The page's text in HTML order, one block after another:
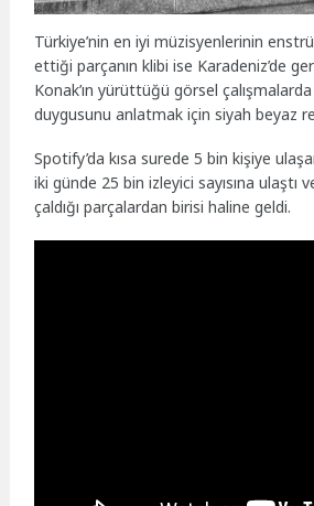
Türkiye’nin en iyi müzisyenlerinin
ettiği parçanın klibi ise Karadeniz’de
Konak’ın yürüttüğü görsel çalışmalarda
duygusunu anlatmak için siyah beyaz
Spotify’da kısa surede 5 bin kişiye
iki günde 25 bin izleyici sayısına ulaştı
çaldığı parçalardan birisi haline geldi.